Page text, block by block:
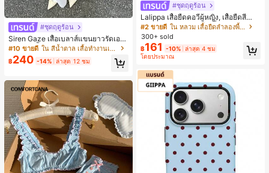
#ชุดฤดูร้อน
Siren Gaze เสื้อเบลาส์แขนยาวรัดเอว
ลายจุดสีน้ำตาลใหม่สำหรับฤดูใบไม้ร่ว
งสำหรับผู้หญิง
#10 ขายดี ใน สีน้ำตาล เสื้อทำงานเนื้อผ้านุ่ม
฿240 -14% ล่าสุด 12 ชม
#ชุดฤดูร้อน
Lalippa เสื้อยืดคอวีผู้หญิง, เสื้อยืดสีน้ำเ
งินสไตล์มินิมอลเรโทร, เสื้อยืดผู้หญิงทร
งหลวมสบาย, พิมพ์ตัวอักษรและตัวเลข
ภาษาอังกฤษ, เสื้อสำหรับออกไปเที่ยวฤ
ดูร้อน, ลวดลายดีไซน์, ความรู้สึกพรีเมีย
ม, ลำลองอเนกประสงค์, สวมใส่ประจำวั
ผ้ากลางแจ้ง
#2 ขายดี
ใน หลวม เสื้อยืดลำลองพื้นฐาน
300+ sold
฿161 -10%
ล่าสุด 4 ชม
โดยประมาณ